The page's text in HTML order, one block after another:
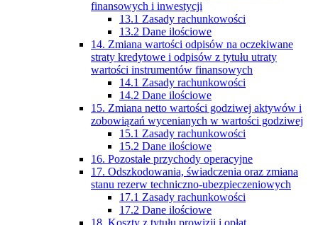
finansowych i inwestycji
13.1 Zasady rachunkowości
13.2 Dane ilościowe
14. Zmiana wartości odpisów na oczekiwane
straty kredytowe i odpisów z tytułu utraty
wartości instrumentów finansowych
14.1 Zasady rachunkowości
14.2 Dane ilościowe
15. Zmiana netto wartości godziwej aktywów i
zobowiązań wycenianych w wartości godziwej
15.1 Zasady rachunkowości
15.2 Dane ilościowe
16. Pozostałe przychody operacyjne
17. Odszkodowania, świadczenia oraz zmiana
stanu rezerw techniczno-ubezpieczeniowych
17.1 Zasady rachunkowości
17.2 Dane ilościowe
18. Koszty z tytułu prowizji i opłat